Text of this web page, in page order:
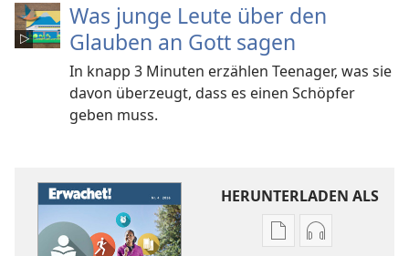
Was junge Leute über den
Glauben an Gott sagen
In knapp 3 Minuten erzählen Teenager, was sie
davon überzeugt, dass es einen Schöpfer
geben muss.
HERUNTERLADEN ALS